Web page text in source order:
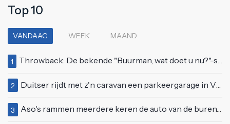
Top 10
VANDAAG WEEK MAAND
1 Throwback: De bekende "Buurman, wat doet u nu?"-scène uit Flodder met Tatjana Šimić
2 Duitser rijdt met z'n caravan een parkeergarage in Vlissingen binnen
3 Aso's rammen meerdere keren de auto van de buren, maar doen alsof er niets gebeurd is